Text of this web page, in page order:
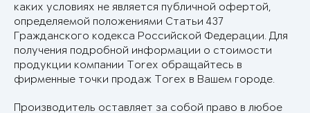
каких условиях не является публичной офертой,
определяемой положениями Статьи 437
Гражданского кодекса Российской Федерации. Для
получения подробной информации о стоимости
продукции компании Torex обращайтесь в
фирменные точки продаж Torex в Вашем городе.
Производитель оставляет за собой право в любое